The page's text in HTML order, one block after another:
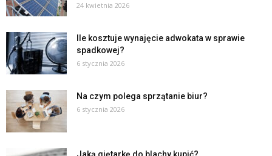
24 kwietnia 2026
Ile kosztuje wynajęcie adwokata w sprawie
spadkowej?
6 stycznia 2026
Na czym polega sprzątanie biur?
6 stycznia 2026